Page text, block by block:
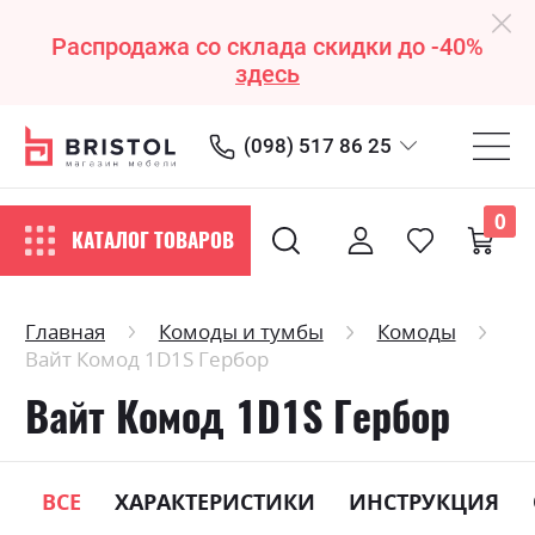
Распродажа со склада скидки до -40%
здесь
(098) 517 86 25
КАТАЛОГ ТОВАРОВ
0
Главная Комоды и тумбы
Комоды
Вайт Комод 1D1S Гербор
Вайт Комод 1D1S Гербор
ВСЕ ХАРАКТЕРИСТИКИ ИНСТРУКЦИЯ